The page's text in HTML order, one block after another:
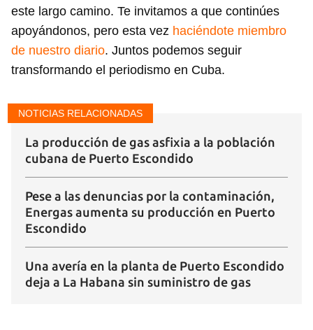
este largo camino. Te invitamos a que continúes
apoyándonos, pero esta vez haciéndote miembro
de nuestro diario. Juntos podemos seguir
transformando el periodismo en Cuba.
NOTICIAS RELACIONADAS
La producción de gas asfixia a la población
cubana de Puerto Escondido
Pese a las denuncias por la contaminación,
Energas aumenta su producción en Puerto
Escondido
Una avería en la planta de Puerto Escondido
deja a La Habana sin suministro de gas